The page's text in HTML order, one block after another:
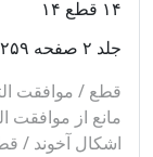
جلد دوم،
بحث شده است و
حقيقت مدلول
۱۴ قطع ۱۴
جلد ۲ صفحه ۲۵۹ - ۲۶۱
قطع / موافقت
مانع از موافقت
اشکال آخوند /